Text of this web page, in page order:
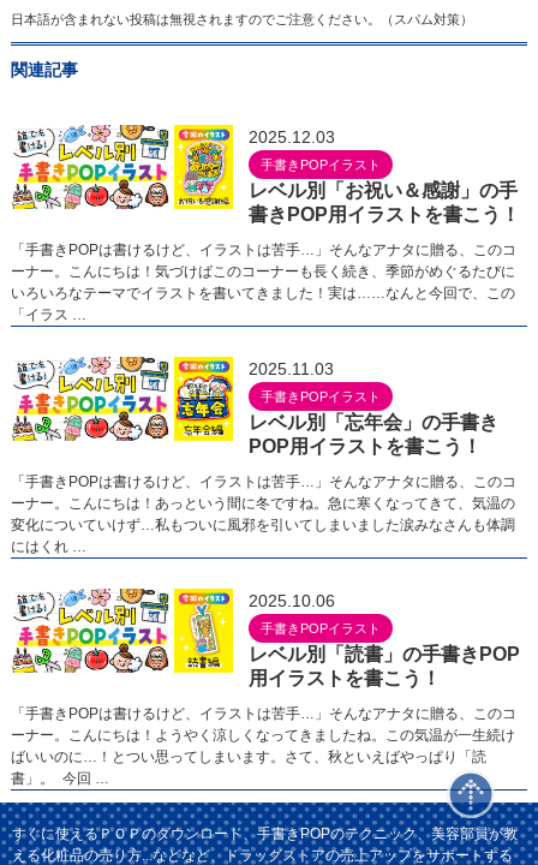
日本語が含まれない投稿は無視されますのでご注意ください。（スパム対策）
関連記事
2025.12.03
手書きPOPイラスト
レベル別「お祝い＆感謝」の手
書きPOP用イラストを書こう！
「手書きPOPは書けるけど、イラストは苦手…」そんなアナタに贈る、このコ
ーナー。こんにちは！気づけばこのコーナーも長く続き、季節がめぐるたびに
いろいろなテーマでイラストを書いてきました！実は……なんと今回で、この
「イラス …
2025.11.03
手書きPOPイラスト
レベル別「忘年会」の手書き
POP用イラストを書こう！
「手書きPOPは書けるけど、イラストは苦手…」そんなアナタに贈る、このコ
ーナー。こんにちは！あっという間に冬ですね。急に寒くなってきて、気温の
変化についていけず…私もついに風邪を引いてしまいました涙みなさんも体調
にはくれ …
2025.10.06
手書きPOPイラスト
レベル別「読書」の手書きPOP
用イラストを書こう！
「手書きPOPは書けるけど、イラストは苦手…」そんなアナタに贈る、このコ
ーナー。こんにちは！ようやく涼しくなってきましたね。この気温が一生続け
ばいいのに…！とつい思ってしまいます。さて、秋といえばやっぱり「読
書」。 今回 …
すぐに使えるＰＯＰのダウンロード、手書きPOPのテクニック、美容部員が教
える化粧品の売り方...などなど、ドラッグストアの売上アップをサポートする